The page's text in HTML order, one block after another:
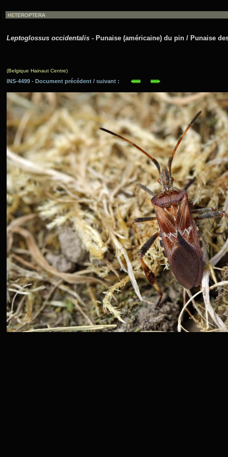
Leptoglossus occidentalis - Punaise (américaine) du pin / Punaise
(Belgique Hainaut Centre)
INS-4499 - Document précédent / suivant :